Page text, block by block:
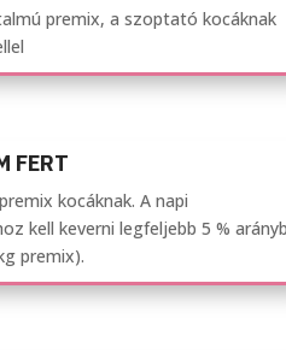
premix, a szoptató kocáknak
FERT
kocáknak. A napi
kell keverni legfeljebb 5 %
premix).